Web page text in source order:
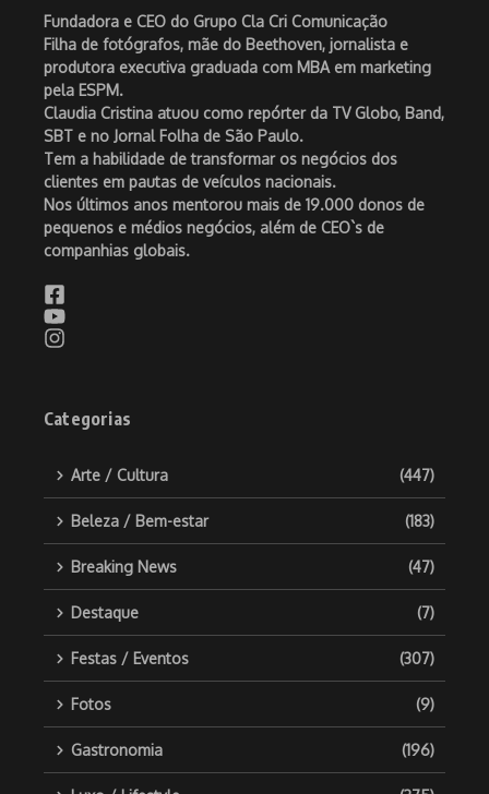
Fundadora e CEO do Grupo Cla Cri Comunicação
Filha de fotógrafos, mãe do Beethoven, jornalista e
produtora executiva graduada com MBA em marketing
pela ESPM.
Claudia Cristina atuou como repórter da TV Globo, Band,
SBT e no Jornal Folha de São Paulo.
Tem a habilidade de transformar os negócios dos
clientes em pautas de veículos nacionais.
Nos últimos anos mentorou mais de 19.000 donos de
pequenos e médios negócios, além de CEO`s de
companhias globais.
Categorias
Arte / Cultura (447)
Beleza / Bem-estar (183)
Breaking News (47)
Destaque (7)
Festas / Eventos (307)
Fotos (9)
Gastronomia (196)